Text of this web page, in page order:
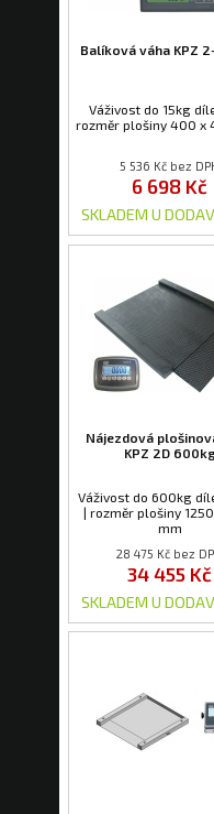
Balíková váha KPZ
Váživost do 15kg
rozměr plošiny 400 x
5 536 Kč bez
6 698 Kč
SKLADEM U
Nájezdová
KPZ 2D 600kg
Váživost do 600kg
| rozměr plošiny
mm
28 475 Kč bez
34 455 Kč
SKLADEM U